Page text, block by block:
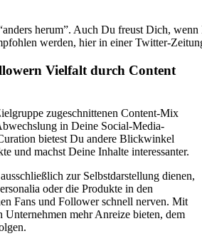
herum”. Auch Du freust Dich,
werden, hier in einer Twitter-
Vielfalt durch Content
zugeschnittenen Content-Mix
in Deine Social-Media-
bietest Du andere Blickwinkel
und machst Deine Inhalte interessanter.
zur Selbstdarstellung dienen,
oder die Produkte in den
Fans und Follower schnell nerven. Mit
mehr Anreize bieten, dem